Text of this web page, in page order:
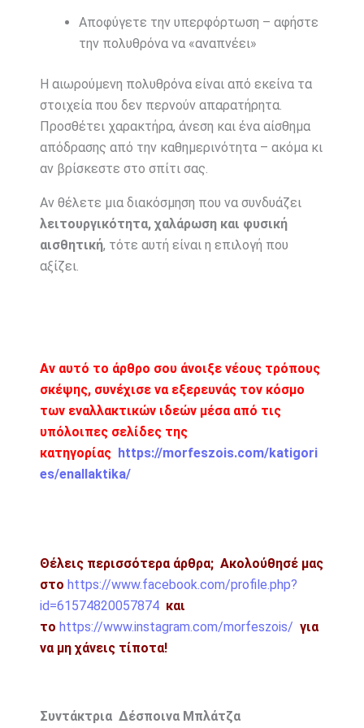
Αποφύγετε την υπερφόρτωση – αφήστε
την πολυθρόνα να «αναπνέει»
Η αιωρούμενη πολυθρόνα είναι από εκείνα τα
στοιχεία που δεν περνούν απαρατήρητα.
Προσθέτει χαρακτήρα, άνεση και ένα αίσθημα
απόδρασης από την καθημερινότητα – ακόμα κι
αν βρίσκεστε στο σπίτι σας.
Αν θέλετε μια διακόσμηση που να συνδυάζει
λειτουργικότητα, χαλάρωση και φυσική
αισθητική, τότε αυτή είναι η επιλογή που
αξίζει.
Αν αυτό το άρθρο σου άνοιξε νέους τρόπους
σκέψης, συνέχισε να εξερευνάς τον κόσμο
των εναλλακτικών ιδεών μέσα από τις
υπόλοιπες σελίδες της
κατηγορίας https://morfeszois.com/katigori
es/enallaktika/
Θέλεις περισσότερα άρθρα; Ακολούθησέ μας
στο https://www.facebook.com/profile.php?
id=61574820057874 και
το https://www.instagram.com/morfeszois/ για
να μη χάνεις τίποτα!
Συντάκτρια Δέσποινα Μπλάτζα